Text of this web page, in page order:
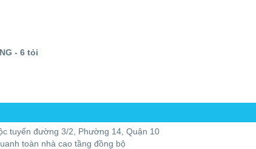
- 6 tỏi
tuyến đường 3/2, Phường 14, Quận 10
toàn nhà cao tầng đồng bộ